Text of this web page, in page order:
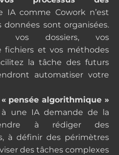
IA comme Cowork n’est
données sont organisées.
vos dossiers, vos
fichiers et vos méthodes
la tâche des futurs
automatiser votre
pensée algorithmique »
à une IA demande de la
à rédiger des
à définir des périmètres
des tâches complexes